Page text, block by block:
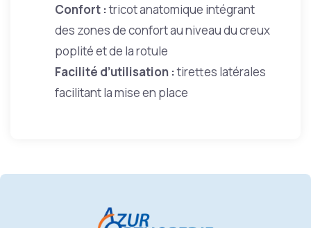
Confort :tricot anatomique intégrant
des zones de confort au niveau du creux
poplité et de la rotule
Facilité d’utilisation :tirettes latérales
facilitant la mise en place